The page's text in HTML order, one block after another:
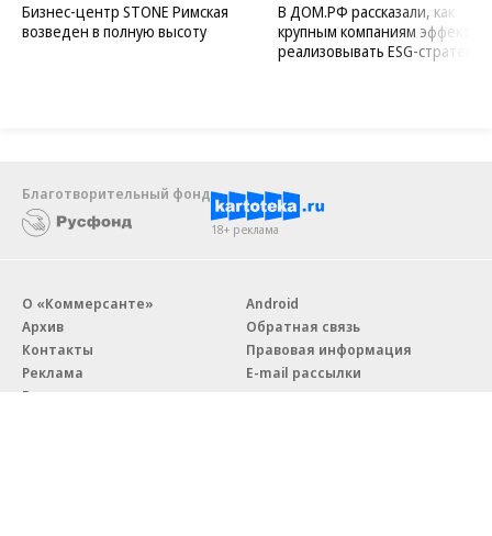
Бизнес-центр STONE Римская
возведен в полную высоту
В ДОМ.РФ рассказали, как
крупным компаниям
реализовывать ESG-стратегию
Благотворительный фонд
18+ реклама
О «Коммерсанте»
Архив
Контакты
Реклама
Вакансии
Android
Обратная связь
Правовая информация
E-mail рассылки